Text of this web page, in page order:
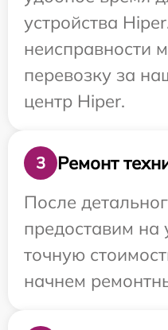
устройства
неисправности
перевозку за
центр Hiper.
3
Ремонт
После
предоставим на
точную
начнем